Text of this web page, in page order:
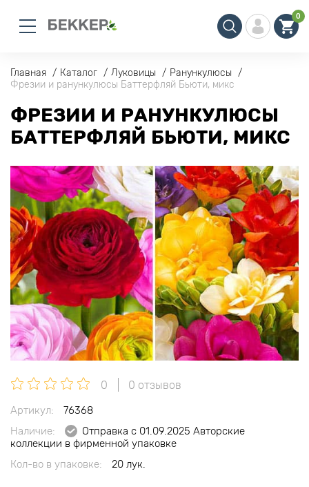
0
Главная Каталог Луковицы
Ранункулюсы
Фрезии и ранункулюсы Баттерфляй Бьюти, микс
ФРЕЗИИ И РАНУНКУЛЮСЫ
БАТТЕРФЛЯЙ БЬЮТИ, МИКС
0 0 отзывов
Артикул:
76368
Наличие:
Отправка с 01.09.2025 Авторские
коллекции в фирменной упаковке
Кол-во в упаковке:
20 лук.